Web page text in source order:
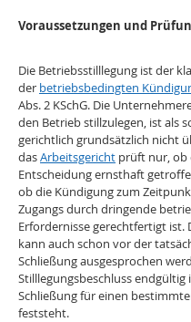
Voraussetzungen und
Die Betriebsstilllegung ist der
der betriebsbedingten
Abs. 2 KSchG. Die
den Betrieb stillzulegen, ist als
gerichtlich grundsätzlich nicht
das Arbeitsgericht prüft nur, ob
Entscheidung ernsthaft
ob die Kündigung zum
Zugangs durch dringende
Erfordernisse gerechtfertigt ist.
kann auch schon vor der
Schließung ausgesprochen
Stilllegungsbeschluss endgültig
Schließung für einen
feststeht.